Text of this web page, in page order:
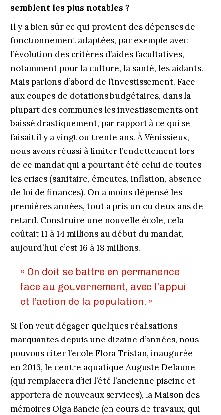
semblent les plus notables ?
Il y a bien sûr ce qui provient des dépenses de
fonctionnement adaptées, par exemple avec
l’évolution des critères d’aides facultatives,
notamment pour la culture, la santé, les aidants.
Mais parlons d’abord de l’investissement. Face
aux coupes de dotations budgétaires, dans la
plupart des communes les investissements ont
baissé drastiquement, par rapport à ce qui se
faisait il y a vingt ou trente ans. À Vénissieux,
nous avons réussi à limiter l’endettement lors
de ce mandat qui a pourtant été celui de toutes
les crises (sanitaire, émeutes, inflation, absence
de loi de finances). On a moins dépensé les
premières années, tout a pris un ou deux ans de
retard. Construire une nouvelle école, cela
coûtait 11 à 14 millions au début du mandat,
aujourd’hui c’est 16 à 18 millions.
« On doit se battre en permanence
face au gouvernement, avec l’appui
et l’action de la population. »
Si l’on veut dégager quelques réalisations
marquantes depuis une dizaine d’années, nous
pouvons citer l’école Flora Tristan, inaugurée
en 2016, le centre aquatique Auguste Delaune
(qui remplacera d’ici l’été l’ancienne piscine et
apportera de nouveaux services), la Maison des
mémoires Olga Bancic (en cours de travaux, qui